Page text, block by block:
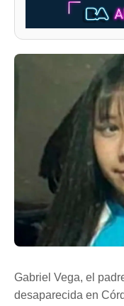
Gabriel Vega, el
desaparecida en